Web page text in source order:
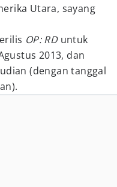
Utara, sayang
OP: RDuntuk
2013, dan
(dengan tanggal